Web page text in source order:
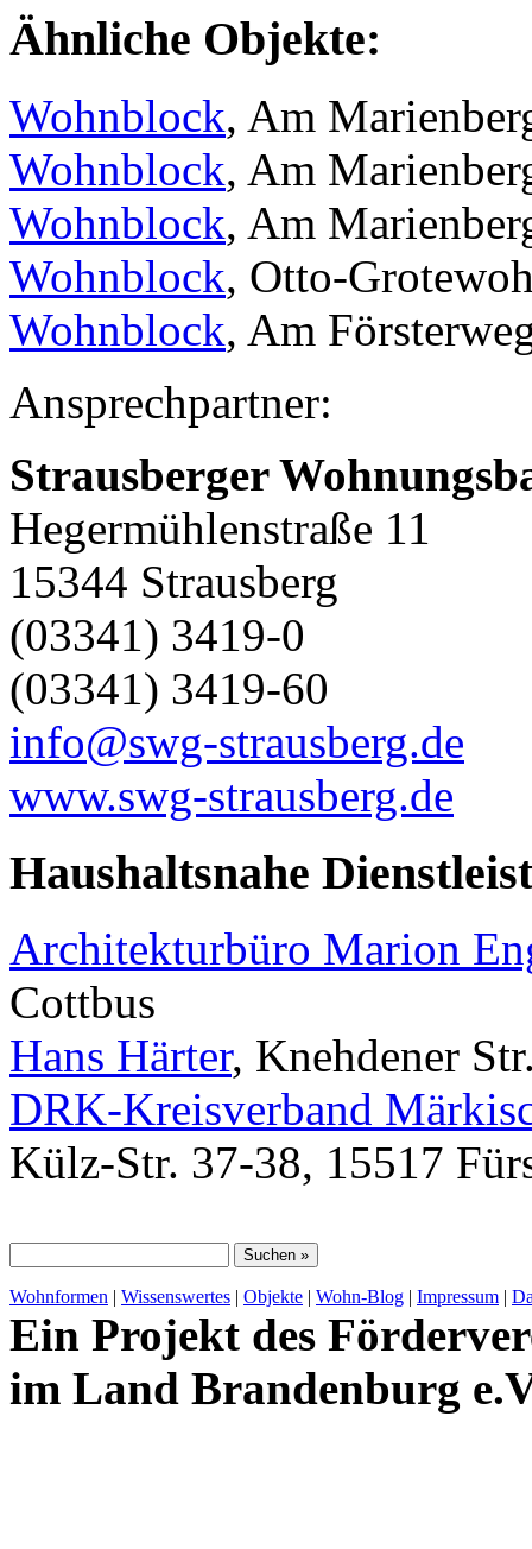
Ähnliche Objekte:
Wohnblock, Am
Wohnblock, Am
Wohnblock, Am
Wohnblock, Otto-
Wohnblock, Am
Ansprechpartner:
Strausberger
Hegermühlenstraße 11
15344 Strausberg
(03341) 3419-0
(03341) 3419-60
info@swg-strausberg.de
www.swg-strausberg.de
Haushaltsnahe
Architekturbüro Marion
Cottbus
Hans Härter, Knehdener
DRK-Kreisverband
Külz-Str. 37-38, 15517
Wohnformen | Wissenswertes | Objekte | Wohn-Blog | Impressum |
Ein Projekt des
im Land Brandenburg